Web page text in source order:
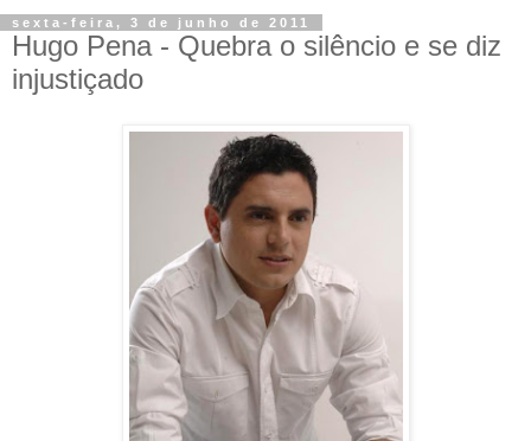
sexta-feira, 3 de junho de 2011
Hugo Pena - Quebra o silêncio e se diz
injustiçado